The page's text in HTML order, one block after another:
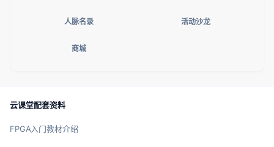
人脉名录 活动沙龙
商城
云课堂配套资料
FPGA入门教材介绍